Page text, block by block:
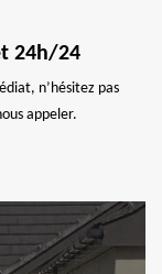
24h/24
n’hésitez pas
appeler.